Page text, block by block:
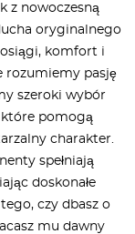
z nowoczesną
oryginalnego
osiągi, komfort i
rozumiemy pasję
szeroki wybór
które pomogą
charakter.
spełniają
doskonałe
czy dbasz o
mu dawny